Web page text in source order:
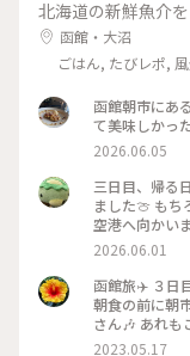
北海道の新鮮魚介
函館・大沼
ごはん, たびレポ,
函館朝市にあ
て美味しかった
2026.06.05
三日目、帰る
ました🍈 もち
空港へ向かい
所。 八幡坂も
みたけど、夜はいらなか
満足🍽️ 海鮮と
館旅行はめっち
third day, we
2026.06.01
函館旅✈️ ３日
朝食の前に朝
さん🎶 あれも
カとか、乾き
2023.05.17